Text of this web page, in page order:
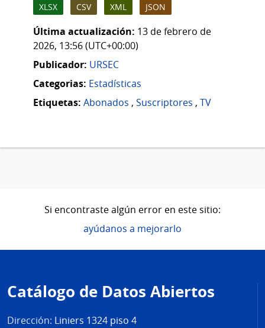
XLSX CSV XML JSON
Última actualización: 13 de febrero de
2026, 13:56 (UTC+00:00)
Publicador: URSEC
Categorias: Estadísticas
Etiquetas: Abonados , Suscriptores , TV
Si encontraste algún error en este sitio:
ayúdanos a mejorarlo
de
página
Catálogo de Datos Abiertos
Dirección: Liniers 1324 piso 4